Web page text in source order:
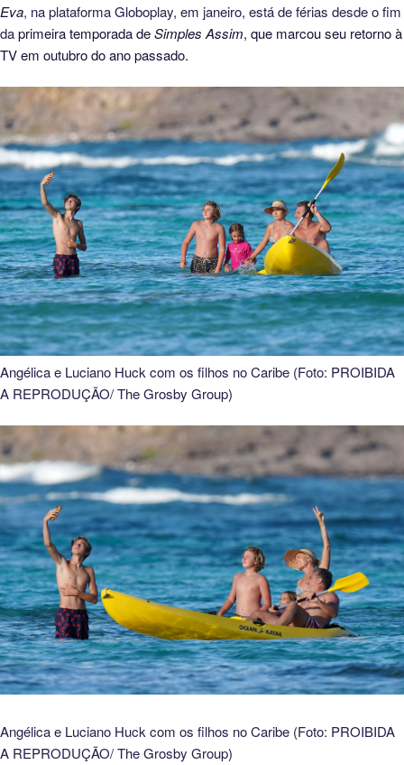
Eva, na plataforma Globoplay, em janeiro, está de férias desde o fim
daprimeira temporada deSimples Assim, que marcou seu retorno à
TV em outubro do ano passado.
Angélica e Luciano Huck com os filhos no Caribe (Foto: PROIBIDA
A REPRODUÇÃO/ The Grosby Group)
Angélica e Luciano Huck com os filhos no Caribe (Foto: PROIBIDA
A REPRODUÇÃO/ The Grosby Group)